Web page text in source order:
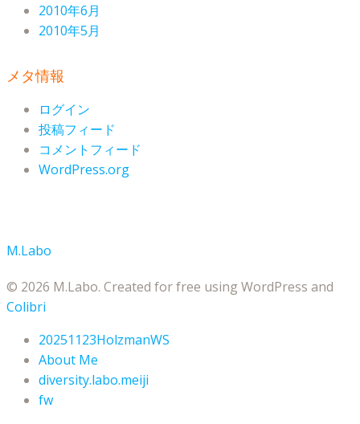
2010年6月
2010年5月
メタ情報
ログイン
投稿フィード
コメントフィード
WordPress.org
M.Labo
© 2026 M.Labo. Created for free using WordPress and
Colibri
20251123HolzmanWS
About Me
diversity.labo.meiji
fw